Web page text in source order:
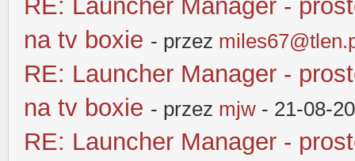
RE: Launcher Manager -
na tv boxie - przez
RE: Launcher Manager -
na tv boxie - przez mjw - 21-08-
RE: Launcher Manager -